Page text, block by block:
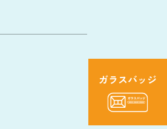
ガラスバッジ